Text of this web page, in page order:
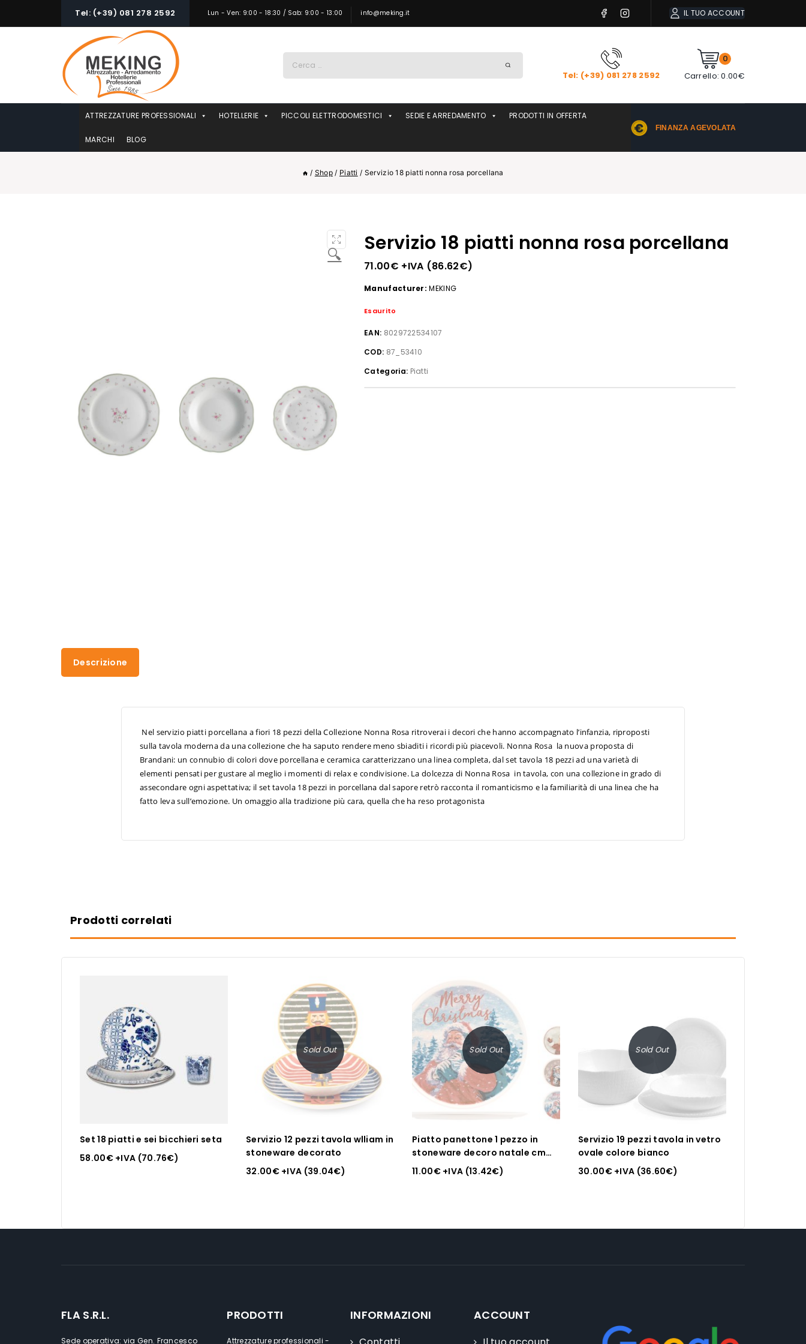
Tel: (+39) 081 278 2592 Lun - Ven: 9:00 - 18:30 / Sab: 9:00 - 13:00 info@meking.it IL TUO ACCOUNT
per:
Tel: (+39) 081 278 2592
0
Carrello: 0.00€
ATTREZZATURE PROFESSIONALI HOTELLERIE PICCOLI ELETTRODOMESTICI SEDIE E ARREDAMENTO PRODOTTI IN OFFERTA
MARCHI BLOG
FINANZA AGEVOLATA
/ Shop / Piatti / Servizio 18 piatti nonna rosa porcellana
🔍 Servizio 18 piatti nonna rosa porcellana
71.00€ +IVA (86.62€)
Manufacturer: MEKING
Esaurito
EAN: 8029722534107
COD: 87_53410
Categoria: Piatti
Descrizione
Nel servizio piatti porcellana a fiori 18 pezzi della Collezione Nonna Rosa ritroverai i decori che hanno accompagnato l’infanzia, riproposti
sulla tavola moderna da una collezione che ha saputo rendere meno sbiaditi i ricordi più piacevoli. Nonna Rosa la nuova proposta di
Brandani: un connubio di colori dove porcellana e ceramica caratterizzano una linea completa, dal set tavola 18 pezzi ad una varietà di
elementi pensati per gustare al meglio i momenti di relax e condivisione. La dolcezza di Nonna Rosa in tavola, con una collezione in grado di
assecondare ogni aspettativa; il set tavola 18 pezzi in porcellana dal sapore retrò racconta il romanticismo e la familiarità di una linea che ha
fatto leva sull’emozione. Un omaggio alla tradizione più cara, quella che ha reso protagonista
Prodotti correlati
Set 18 piatti e sei bicchieri seta
58.00€+IVA (70.76€)
Sold Out
Servizio 12 pezzi tavola wlliam in
stoneware decorato
32.00€+IVA (39.04€)
Sold Out
Piatto panettone 1 pezzo in
stoneware decoro natale cm
32.
11.00€+IVA (13.42€)
Sold Out
Servizio 19 pezzi tavola in vetro
ovale colore bianco
30.00€+IVA (36.60€)
FLA S.R.L.
Sede operativa: via Gen. Francesco
PRODOTTI
Attrezzature professionali -
INFORMAZIONI ACCOUNT